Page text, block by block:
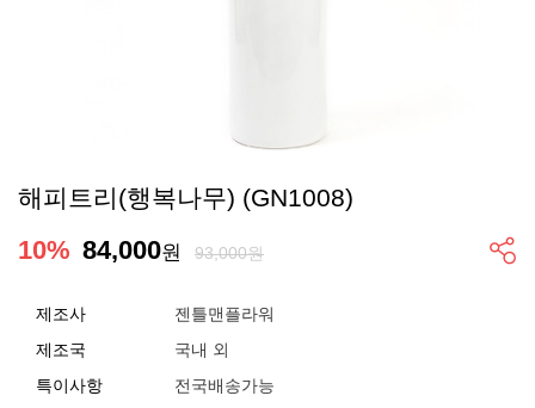
해피트리(행복나무) (GN1008)
10% 84,000원 93,000원
제조사
젠틀맨플라워
제조국
국내 외
특이사항
전국배송가능